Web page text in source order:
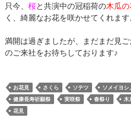
只今、 桜と共演中の冠稲荷の木瓜
く、綺麗なお花を咲かせてくれま
満開は過ぎましたが、まだまだ見
のご来社をお待ちしております♪
お花見 さくら ソテツ ソメイヨシ
健康長寿祈願祭
実咲祭 春祭り 木
花見